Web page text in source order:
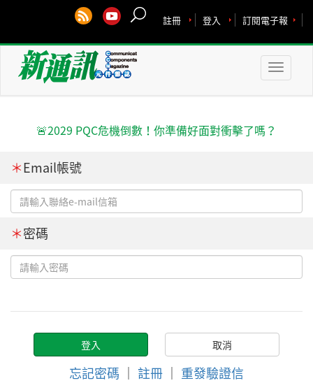
訂閱電子報
登入
註冊
Toggle
🚨2029 PQC危機倒數！你準備好面對衝擊了嗎？
＊Email帳號
＊密碼
忘記密碼 ｜ 註冊 ｜ 重發驗證信